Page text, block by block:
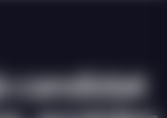
candidat